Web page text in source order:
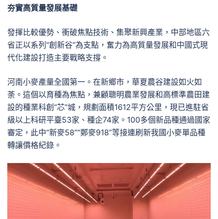
夯實高質量發展基礎
發揮比較優勢、衝破焦點技術、集聚新興產業，中部地區六
省正以系列“創新谷”為支點，奮力為高質量發展和中國式現
代化建設打造主要戰略支撐。
河南小麥產量全國第一。在新鄉市，華夏農谷建設如火如
荼。這個以育種為焦點，兼顧聰明農業發展和高標準農田建
設的種業科創“芯”城，規劃面積1612平方公里，現已進駐省
級以上科研平臺53家、種企74家。100多個新品種通過國家
審定，此中“新麥58”“鄭麥918”等接連刷新我國小麥單品種
轉讓價格紀錄。